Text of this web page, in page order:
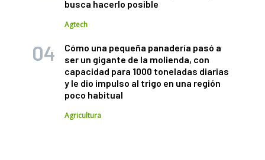
busca hacerlo posible
Agtech
Cómo una pequeña panadería pasó a
ser un gigante de la molienda, con
capacidad para 1000 toneladas diarias
y le dio impulso al trigo en una región
poco habitual
Agricultura